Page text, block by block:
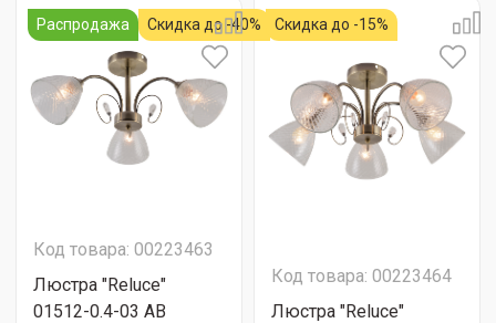
Распродажа Скидка до -40%
Код товара: 00223463
Люстра "Reluce"
01512-0.4-03 AB
Скидка до -15%
Код товара: 00223464
Люстра "Reluce"